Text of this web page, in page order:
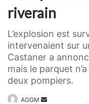
riverain
L’explosion est
intervenaient sur
Castaner a
mais le parquet
deux pompiers.
AGGM
Invia